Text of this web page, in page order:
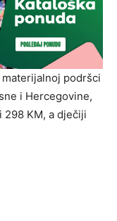
podršci
i Hercegovine,
KM, a dječiji